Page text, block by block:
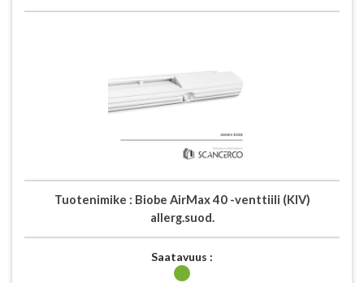
Tuotenimike : Biobe AirMax 40 -venttiili (KIV)
allerg.suod.
Saatavuus :